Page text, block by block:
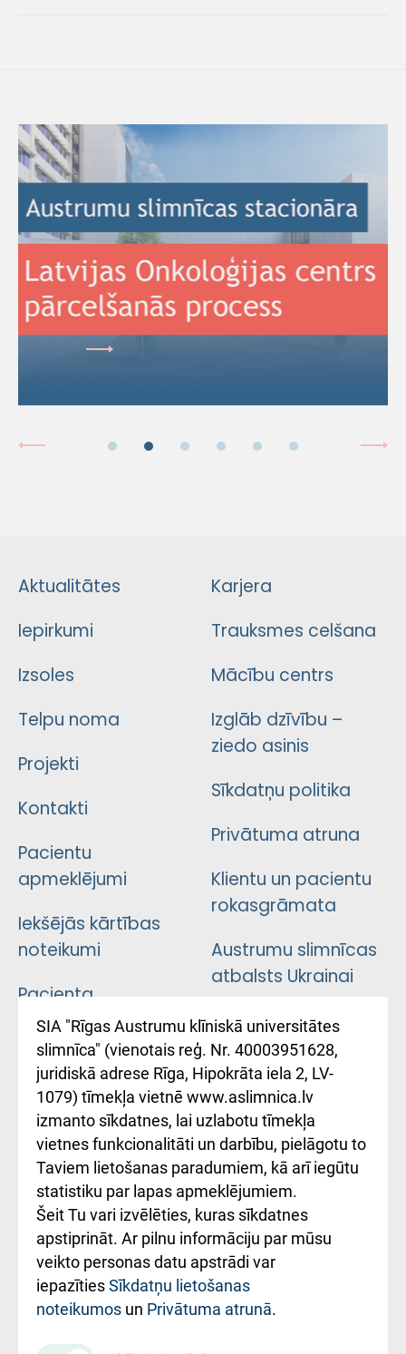
Aktualitātes
Iepirkumi
Izsoles
Telpu noma
Projekti
Kontakti
Pacientu
apmeklējumi
Iekšējās kārtības
noteikumi
Pacienta
atsauksmju/sūdzību
iesniegšanas
kārtība
Kā pie mums nokļūt
Rēķinu apmaksas
ceļvedis
Rekvizīti un
ārstniecības
iestādes kods
010000234
Karjera
Trauksmes celšana
Mācību centrs
Izglāb dzīvību –
ziedo asinis
Sīkdatņu politika
Privātuma atruna
Klientu un pacientu
rokasgrāmata
Austrumu slimnīcas
atbalsts Ukrainai
Підтримка Східної
лікарні та співпраця з
Україною
SIA "Rīgas Austrumu klīniskā universitātes
slimnīca" (vienotais reģ. Nr. 40003951628,
juridiskā adrese Rīga, Hipokrāta iela 2, LV-
1079) tīmekļa vietnē www.aslimnica.lv
izmanto sīkdatnes, lai uzlabotu tīmekļa
vietnes funkcionalitāti un darbību, pielāgotu to
Taviem lietošanas paradumiem, kā arī iegūtu
statistiku par lapas apmeklējumiem.
Šeit Tu vari izvēlēties, kuras sīkdatnes
apstiprināt. Ar pilnu informāciju par mūsu
veikto personas datu apstrādi var
iepazītiesSīkdatņu lietošanas
noteikumos un Privātuma atrunā.